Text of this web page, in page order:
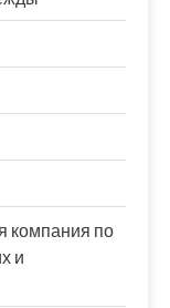
компания по
и